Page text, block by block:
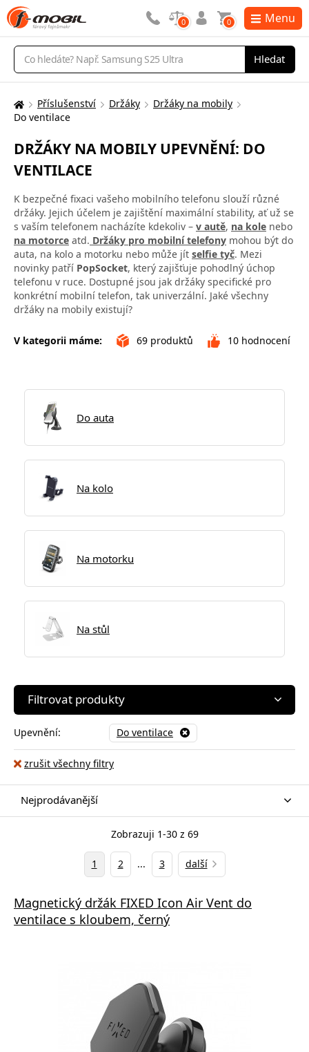
Vyhledávání
Hledat
0 0 Menu
Zde
nacházíte:
Příslušenství Držáky
Držáky na mobily
Do ventilace
DRŽÁKY NA MOBILY UPEVNĚNÍ: DO
VENTILACE
K bezpečné fixaci vašeho mobilního telefonu slouží různé
držáky. Jejich účelem je zajištění maximální stability, ať už se
s vaším telefonem nacházíte kdekoliv – v autě, na kole nebo
na motorce atd. Držáky pro mobilní telefony mohou být do
auta, na kolo a motorku nebo může jít selfie tyč. Mezi
novinky patří PopSocket, který zajišťuje pohodlný úchop
telefonu v ruce. Dostupné jsou jak držáky specifické pro
konkrétní mobilní telefon, tak univerzální. Jaké všechny
držáky na mobily existují?
V kategorii máme: 69 produktů 10 hodnocení
Do auta
Na kolo
Na motorku
Na stůl
Filtrovat produkty
Upevnění: Do ventilace
zrušit všechny filtry
Nejprodávanější
Zobrazuji 1-30 z 69
1 2 ... 3 další
Magnetický držák FIXED Icon Air Vent do
ventilace s kloubem, černý